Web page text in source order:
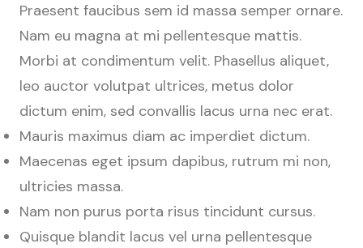
Praesent faucibus sem id massa semper ornare.
Nam eu magna at mi pellentesque mattis.
Morbi at condimentum velit. Phasellus aliquet,
leo auctor volutpat ultrices, metus dolor
dictum enim, sed convallis lacus urna nec erat.
Mauris maximus diam ac imperdiet dictum.
Maecenas eget ipsum dapibus, rutrum mi non,
ultricies massa.
Nam non purus porta risus tincidunt cursus.
Quisque blandit lacus vel urna pellentesque